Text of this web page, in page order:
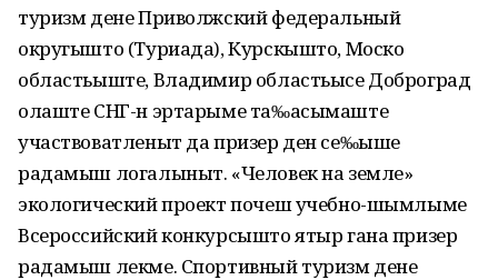
туризм дене Приволжский федеральный
округышто (Туриада), Курскышто, Моско
областьыште, Владимир областьысе Доброград
олаште СНГ-н эртарыме та‰асымаште
участвоватленыт да призер ден се‰ыше
радамыш логалыныт. «Человек на земле»
экологический проект почеш учебно-шымлыме
Всероссийский конкурсышто ятыр гана призер
радамыш лекме. Спортивный туризм дене